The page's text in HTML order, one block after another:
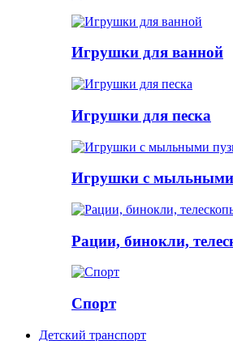
Игрушки для ванной
Игрушки для песка
Игрушки с
Рации, бинокли,
Спорт
Детский транспорт